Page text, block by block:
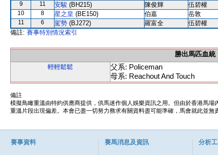
9 11 安駿 (BH215) 陳俊輝 伍碧權
10 8 星之皇 (BE150) 伯嘉 岳敦
11 6 駕勢 (BJ272) 羅富全
伍碧權
備註: 賽事特別情況索引
勝出馬匹血統
輕輕鬆鬆
父系: Policeman
母系: Reachout And Touch
備註
模擬鳥瞰重溫由特約供應商提供，供馬迷作個人娛樂資訊之用。但由於香港馬
重溫片段出現偏差。本會已盡一切努力務求有關資料盡可能準確，馬會就此並
賽事資料 賽馬消息及資訊 分析